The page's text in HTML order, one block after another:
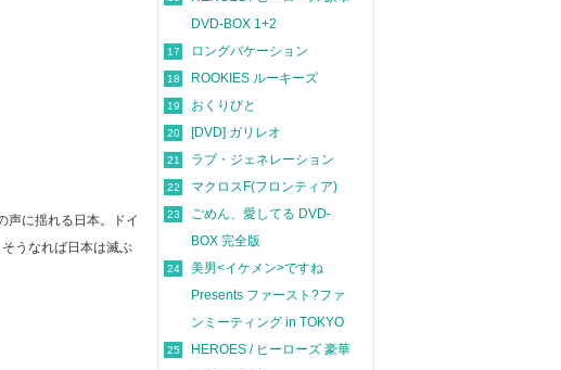
声に揺れる日本。ドイ
うなれば日本は滅ぶ
DVD-BOX 1+2
17 ロングバケーション
18 ROOKIES ルーキーズ
19 おくりびと
20 [DVD] ガリレオ
21 ラブ・ジェネレーション
22 マクロスF(フロンティア)
23
ごめん、愛してる DVD-
BOX 完全版
24
美男<イケメン>ですね
Presents ファースト?ファ
ンミーティング in TOKYO
25
HEROES / ヒーローズ 豪華